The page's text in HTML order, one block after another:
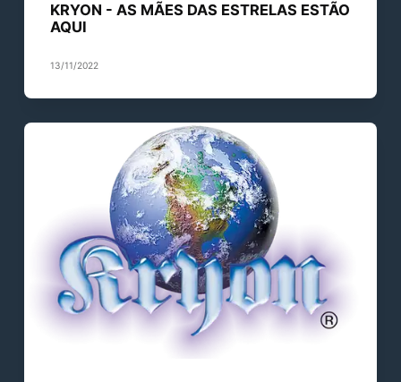
KRYON - AS MÃES DAS ESTRELAS ESTÃO
AQUI
13/11/2022